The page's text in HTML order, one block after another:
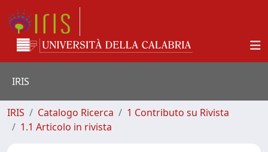
IRIS
IRIS Catalogo Ricerca
1 Contributo su Rivista
1.1 Articolo in rivista